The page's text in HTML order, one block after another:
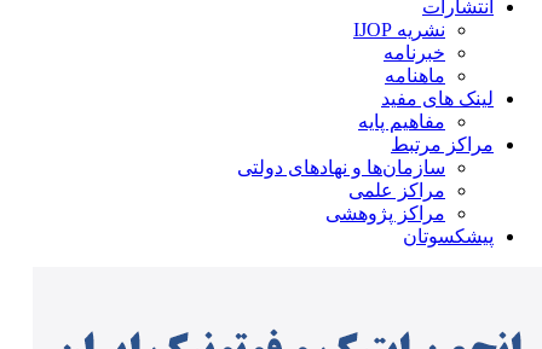
انتشارات
نشریه IJOP
خبرنامه
ماهنامه
لینک های مفید
مفاهیم پایه
مراکز مرتبط
سازمان‌ها و نهادهای دولتی
مراکز علمی
مراکز پژوهشی
پیشکسوتان